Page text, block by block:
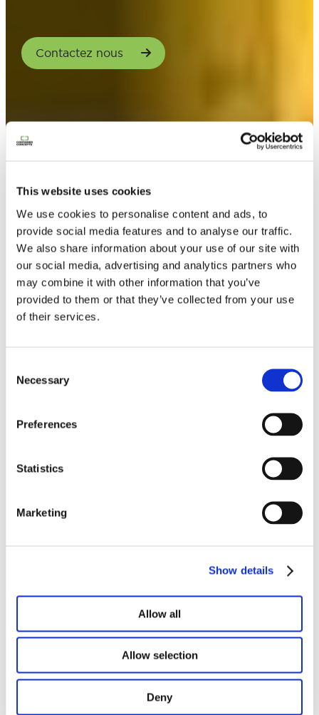
This website uses cookies
We use cookies to personalise content and ads, to
provide social media features and to analyse our traffic.
We also share information about your use of our site with
our social media, advertising and analytics partners who
may combine it with other information that you’ve
provided to them or that they’ve collected from your use
of their services.
Selection
Necessary
Preferences
Statistics
Marketing
Show details
Allow all
Allow selection
Deny
Contactez nous